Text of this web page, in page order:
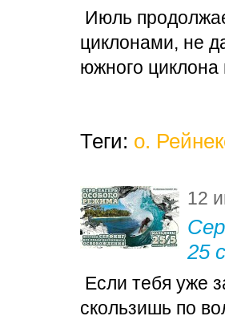
Июль
циклонами, не
южного циклона
Теги: о.
12
25
Если тебя уже
скользишь по